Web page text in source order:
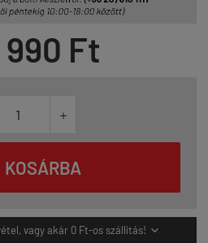
990 Ft

KOSÁRBA
vagy akár 0 Ft-os szállítás! 